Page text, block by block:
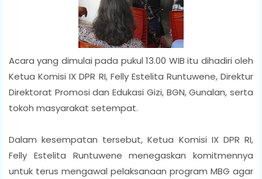
Acara yang dimulai pada pukul 13.00 WIB itu dihadiri oleh
Ketua Komisi IX DPR RI, Felly Estelita Runtuwene, Direktur
Direktorat Promosi dan Edukasi Gizi, BGN, Gunalan, serta
tokoh masyarakat setempat.
Dalam kesempatan tersebut, Ketua Komisi IX DPR RI,
Felly Estelita Runtuwene menegaskan komitmennya
untuk terus mengawal pelaksanaan program MBG agar